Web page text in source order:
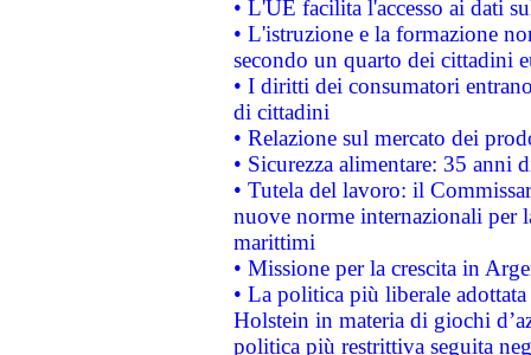
• L'UE facilita l'accesso ai dati
• L'istruzione e la formazione
secondo un quarto dei cittadini
• I diritti dei consumatori
di cittadini
• Relazione sul mercato dei
• Sicurezza alimentare: 35 anni
• Tutela del lavoro: il
nuove norme internazionali per
marittimi
• Missione per la crescita in
• La politica più liberale
Holstein in materia di giochi
politica più restrittiva seguita